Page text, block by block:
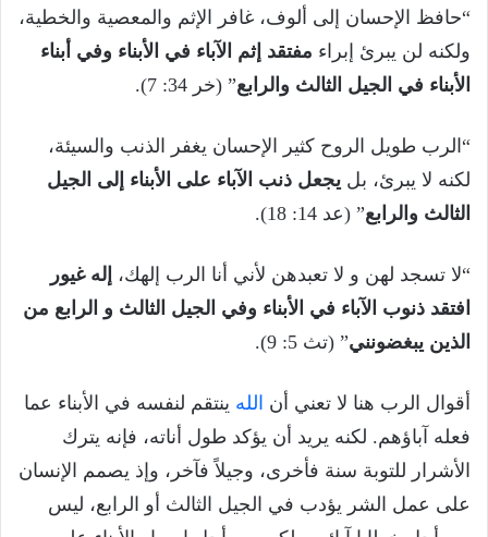
“حافظ الإحسان إلى ألوف، غافر الإثم والمعصية والخطية،
ولكنه لن يبرئ إبراء مفتقد إثم الآباء في الأبناء وفي أبناء
الأبناء في الجيل الثالث والرابع” (خر 34: 7).
“الرب طويل الروح كثير الإحسان يغفر الذنب والسيئة،
لكنه لا يبرئ، بل يجعل ذنب الآباء على الأبناء إلى الجيل
الثالث والرابع” (عد 14: 18).
“لا تسجد لهن و لا تعبدهن لأني أنا الرب إلهك، إله غيور
افتقد ذنوب الآباء في الأبناء وفي الجيل الثالث و الرابع من
الذين يبغضونني” (تث 5: 9).
أقوال الرب هنا لا تعني أن الله ينتقم لنفسه في الأبناء عما
فعله آباؤهم. لكنه يريد أن يؤكد طول أناته، فإنه يترك
الأشرار للتوبة سنة فأخرى، وجيلاً فآخر، وإذ يصمم الإنسان
على عمل الشر يؤدب في الجيل الثالث أو الرابع، ليس